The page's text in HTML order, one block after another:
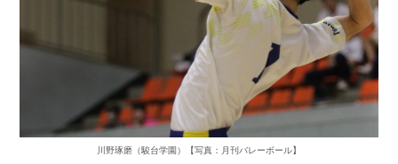
川野琢磨（駿台学園）【写真：月刊バレーボール】